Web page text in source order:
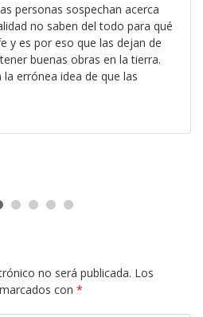
personas sospechan acerca
no saben del todo para qué
y es por eso que las dejan de
buenas obras en la tierra.
errónea idea de que las
no será publicada. Los
con *